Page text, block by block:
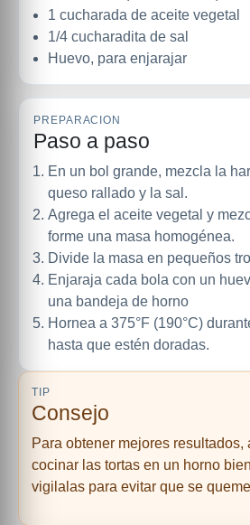
1 cucharada de aceite vegetal
1/4 cucharadita de sal
Huevo, para enjarajar
PREPARACION
Paso a paso
En un bol grande, mezcla la
queso rallado y la sal.
Agrega el aceite vegetal y
forme una masa homogénea.
Divide la masa en pequeños
Enjaraja cada bola con un
una bandeja de horno
Hornea a 375°F (190°C)
hasta que estén doradas.
TIP
Consejo
Para obtener mejores resultados,
cocinar las tortas en un horno
vigilalas para evitar que se